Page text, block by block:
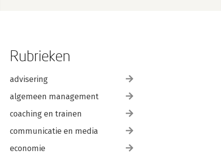
Rubrieken
advisering
algemeen management
coaching en trainen
communicatie en media
economie